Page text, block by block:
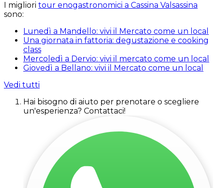
I migliori tour enogastronomici a Cassina Valsassina
sono:
Lunedì a Mandello: vivi il Mercato come un local
Una giornata in fattoria: degustazione e cooking
class
Mercoledì a Dervio: vivi il mercato come un local
Giovedì a Bellano: vivi il Mercato come un local
Vedi tutti
Hai bisogno di aiuto per prenotare o scegliere
un'esperienza? Contattaci!